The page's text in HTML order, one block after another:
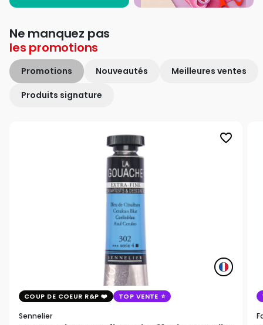
Ne manquez pas
les promotions
Promotions Nouveautés Meilleures ventes
Produits signature
favorite_border
COUP DE COEUR R&P TOP VENTE
Sennelier